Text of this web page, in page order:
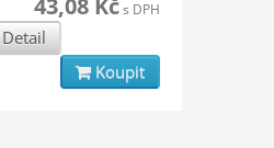
43,08 Kčs DPH
Detail
Koupit